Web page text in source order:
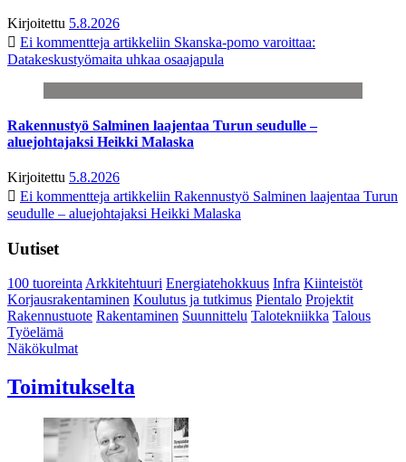
Kirjoitettu 5.8.2026
Ei kommentteja artikkeliin Skanska-pomo varoittaa:
Datakeskustyömaita uhkaa osaajapula
Rakennustyö Salminen laajentaa Turun seudulle –
aluejohtajaksi Heikki Malaska
Kirjoitettu 5.8.2026
Ei kommentteja artikkeliin Rakennustyö Salminen laajentaa Turun
seudulle – aluejohtajaksi Heikki Malaska
Uutiset
100 tuoreintaArkkitehtuuri Energiatehokkuus Infra Kiinteistöt
Korjausrakentaminen Koulutus ja tutkimus Pientalo Projektit
Rakennustuote Rakentaminen Suunnittelu Talotekniikka Talous
Työelämä
Näkökulmat
Toimitukselta